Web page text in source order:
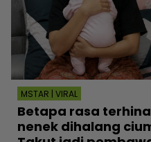
MSTAR | VIRAL
Betapa rasa
nenek dihalang